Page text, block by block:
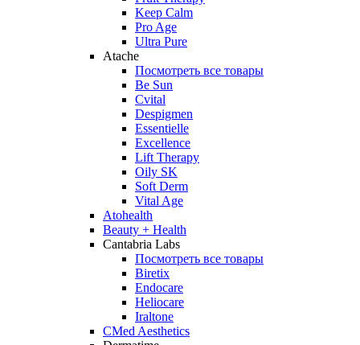
Keep Calm
Pro Age
Ultra Pure
Atache
Посмотреть все товары
Be Sun
Cvital
Despigmen
Essentielle
Excellence
Lift Therapy
Oily SK
Soft Derm
Vital Age
Atohealth
Beauty + Health
Cantabria Labs
Посмотреть все товары
Biretix
Endocare
Heliocare
Iraltone
CMed Aesthetics